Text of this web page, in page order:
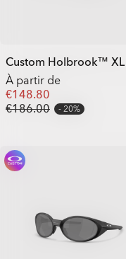
Custom Holbrook™ XL
À partir de
€148.80
€186.00
20%